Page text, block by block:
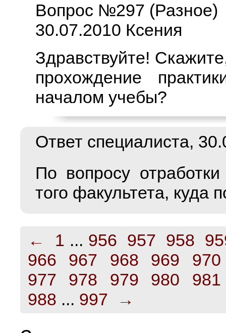
Вопрос №297 (Разное)
30.07.2010 Ксения
Здравствуйте!
прохождение
началом учебы?
Ответ специалиста,
По вопросу
того факультета, куда
← 1 ... 956 957 958
966
967 968 969
970
977
978 979 980
981
988 ... 997 →